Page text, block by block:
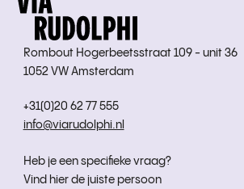
Rombout Hogerbeetsstraat 109 - unit 36
1052 VW Amsterdam
+31(0)20 62 77 555
info@viarudolphi.nl
Heb je een specifieke vraag?
Vind hier de juiste persoon